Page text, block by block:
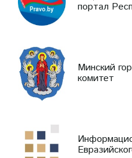
портал
Минский
комитет